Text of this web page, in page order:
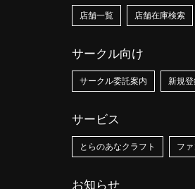
店舗一覧 店舗在庫検索
サークル向け
サークル委託案内 新規
サービス
とらのあなクラフト フ
お知らせ